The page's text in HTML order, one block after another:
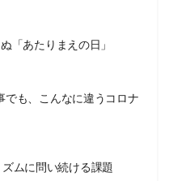
「あたりまえの日」
でも、こんなに違うコロナ
ムに問い続ける課題